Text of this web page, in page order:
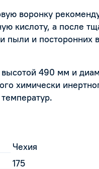
воронку
кислоту, а после
пыли и
490 мм и
химически
Чехия
175